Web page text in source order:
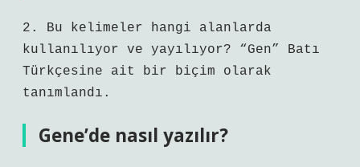
2. Bu kelimeler hangi alanlarda
kullanılıyor ve yayılıyor? “Gen” Batı
Türkçesine ait bir biçim olarak
tanımlandı.
Gene’de nasıl yazılır?